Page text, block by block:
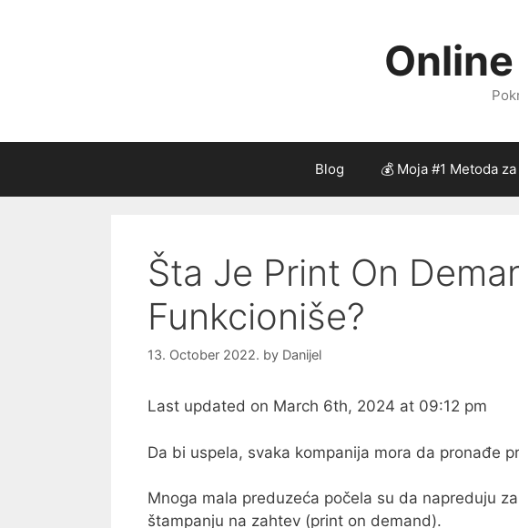
Blog 💰 Moja #1 Metoda
Šta Je Print On
Funkcioniše?
13. October 2022. by Danijel
Last updated on March 6th, 2024 at 09:12 pm
Da bi uspela, svaka kompanija mora da pronađe
Mnoga mala preduzeća počela su da napreduju
štampanju na zahtev (print on demand).